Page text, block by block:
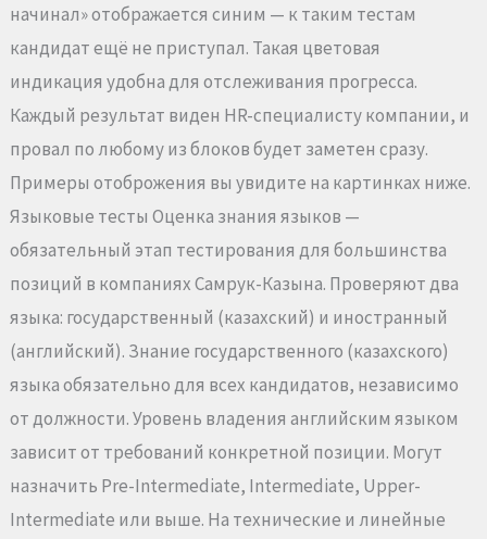
начинал» отображается синим — к таким тестам
кандидат ещё не приступал. Такая цветовая
индикация удобна для отслеживания прогресса.
Каждый результат виден HR-специалисту компании, и
провал по любому из блоков будет заметен сразу.
Примеры отоброжения вы увидите на картинках ниже.
Языковые тесты Оценка знания языков —
обязательный этап тестирования для большинства
позиций в компаниях Самрук-Казына. Проверяют два
языка: государственный (казахский) и иностранный
(английский). Знание государственного (казахского)
языка обязательно для всех кандидатов, независимо
от должности. Уровень владения английским языком
зависит от требований конкретной позиции. Могут
назначить Pre-Intermediate, Intermediate, Upper-
Intermediate или выше. На технические и линейные